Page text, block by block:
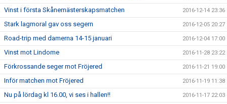
Vinst i första Skånemästerskapsmatchen 2016-12-14 23:36
Stark lagmoral gav oss segern 2016-12-05 20:27
Road-trip med damerna 14-15 januari 2016-12-04 17:00
Vinst mot Lindome 2016-11-28 23:22
Förkrossande seger mot Fröjered 2016-11-21 19:00
Inför matchen mot Fröjered 2016-11-19 11:38
Nu på lördag kl 16.00, vi ses i hallen!! 2016-11-17 22:03